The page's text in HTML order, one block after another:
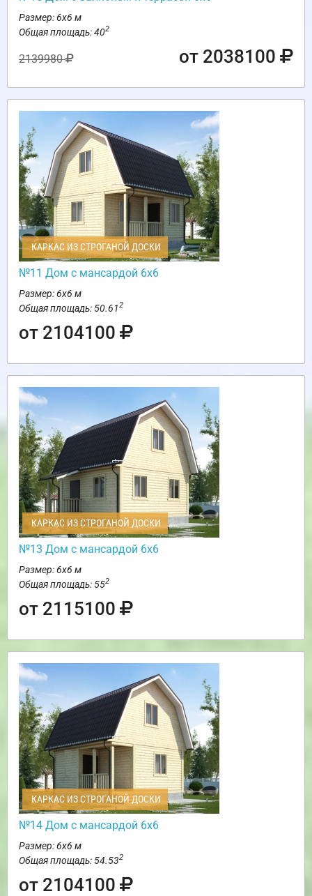
Размер: 6х6 м
Общая площадь: 402
2139980 от 2038100
КАРКАС ИЗ СТРОГАНОЙ ДОСКИ
№11 Дом с мансардой 6х6
Размер: 6х6 м
Общая площадь: 50.612
от 2104100
КАРКАС ИЗ СТРОГАНОЙ ДОСКИ
№13 Дом с мансардой 6х6
Размер: 6х6 м
Общая площадь: 552
от 2115100
КАРКАС ИЗ СТРОГАНОЙ ДОСКИ
№14 Дом с мансардой 6х6
Размер: 6х6 м
Общая площадь: 54.532
от 2104100